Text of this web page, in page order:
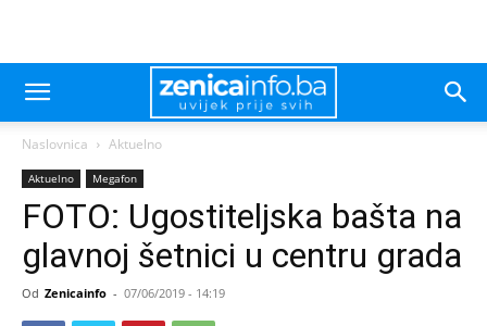
Naslovnica Aktuelno
Aktuelno Megafon
FOTO: Ugostiteljska bašta na
glavnoj šetnici u centru grada
Od Zenicainfo - 07/06/2019 - 14:19